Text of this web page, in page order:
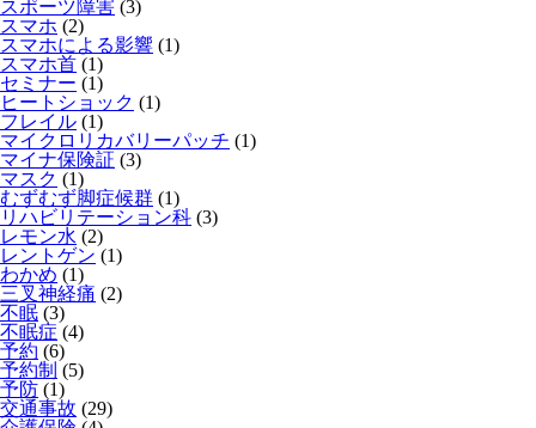
スポーツ障害 (3)
スマホ (2)
スマホによる影響 (1)
スマホ首 (1)
セミナー (1)
ヒートショック (1)
フレイル (1)
マイクロリカバリーパッチ (1)
マイナ保険証 (3)
マスク (1)
むずむず脚症候群 (1)
リハビリテーション科 (3)
レモン水 (2)
レントゲン (1)
わかめ (1)
三叉神経痛 (2)
不眠 (3)
不眠症 (4)
予約 (6)
予約制 (5)
予防 (1)
交通事故 (29)